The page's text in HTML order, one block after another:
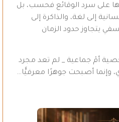
على سرد الوقائع فحسب، بل
إلى لغة، والذاكرة إلى
يتجاوز حدود الزمان
أمْ جماعية _ لم تعد مجرد
وإنما أصبحت جوهرًا معرفيًّا…